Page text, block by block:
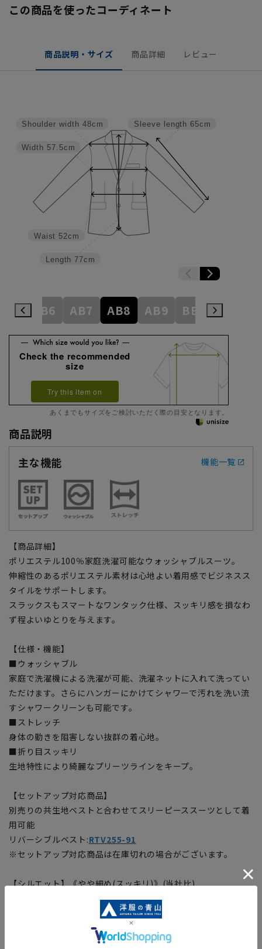
この商品を使ったコーディネート
商品説明・サイズ 商品詳細 レビュー
Sleeve length 65cm
Length 77cm
Waist 52cm
Width 57.5cm
Shoulder width 48cm
AB6 AB7 AB8 AB9 BE3 BE4
Check the recommended
size
Try this item on
あくまでもサイズをご検討いただく際の目安となります。
商品説明
主な機能
機能一覧
【商品詳細】
ポリエステル100％家庭洗濯可能なウォッシャブルスーツ。
伸縮性のあるポリエステル素材は心地よい着用感でビジネスス
タイルをサポートします。
スラックスもスマートなワンタック仕様、スッキリ感を損なわ
ず程よいゆとりを与えます。
【仕様・機能】
■ウォッシャブル
家庭で洗濯機による洗濯が可能、洗濯ネットに入れて洗ってい
ただけます。さらにハンガーにかけてシャワーで汚れを洗い流
すシャワークリーンも可能です。
■ストレッチ
身体の動きを阻害しない抜群の着心地。
■折り目スッキリ
生地特性により綺麗なプリーツラインをキープ。
【セットアップ対応商品】
別売りの共生地ベストと合わせてスリーピーススーツとして着
用可能
リバーシブルベスト:RTV255-91
※セットアップ対応商品は在庫切れの場合がございます。
【シルエット】《やや細め(スッキリ)》(当社比)
【商品に関するご注意】
■商品画像はサンプルのため、色味やサイズ等の仕様に変更が
ある場合がございますので、予めご了承ください。